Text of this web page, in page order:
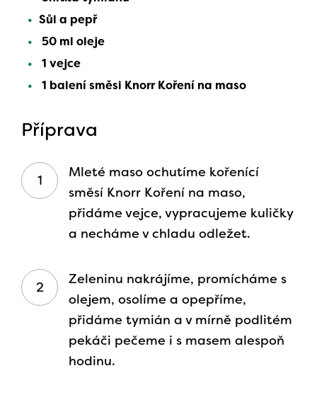
Sůl a pepř
50 ml oleje
1 vejce
1 balení směsi Knorr Koření na maso
Příprava
Mleté maso ochutíme kořenící
směsí Knorr Koření na maso,
přidáme vejce, vypracujeme kuličky
a necháme v chladu odležet.
Zeleninu nakrájíme, promícháme s
olejem, osolíme a opepříme,
přidáme tymián a v mírně podlitém
pekáči pečeme i s masem alespoň
hodinu.